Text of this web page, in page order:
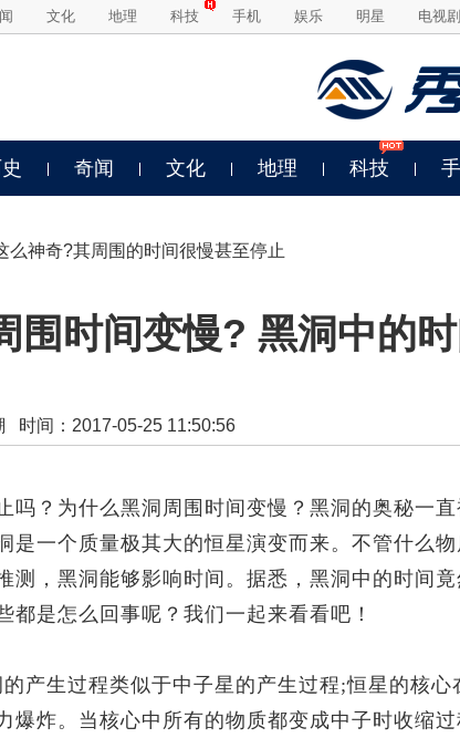
文化 地理 科技 手机 娱乐 明星 电视剧
奇闻 文化 地理 科技
么神奇?其周围的时间很慢甚至停止
围时间变慢? 黑洞中的
时间：2017-05-25 11:50:56
？为什么黑洞周围时间变慢？黑洞的奥秘一直
是一个质量极其大的恒星演变而来。不管什么
测，黑洞能够影响时间。据悉，黑洞中的时间竟
都是怎么回事呢？我们一起来看看吧！
生过程类似于中子星的产生过程;恒星的核心
爆炸。当核心中所有的物质都变成中子时收缩